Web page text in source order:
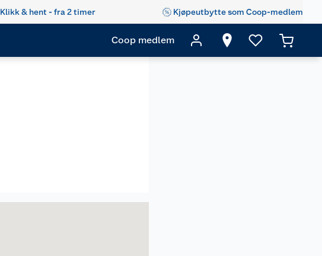
Klikk & hent - fra 2 timer Kjøpeutbytte som Coop-medlem
Coop medlem